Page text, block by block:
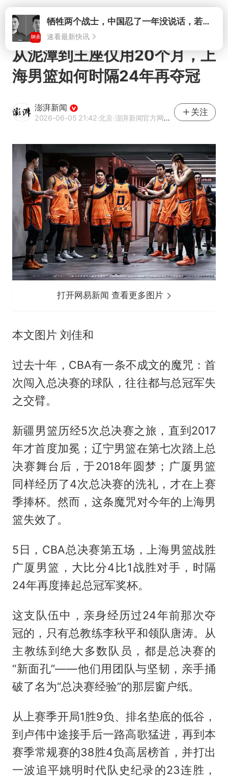
打开牺牲两个战士，中国忍了一年没说话，若菲律宾死了人，他会开战吗
速看最新快讯
从泥潭到王座仅用20个月，上
海男篮如何时隔24年再夺冠
澎湃新闻
2026-06-05 21:42·北京·澎湃新闻官方网易号
关注
打开网易新闻 查看更多图片
本文图片 刘佳和
过去十年，CBA有一条不成文的魔咒：首
次闯入总决赛的球队，往往都与总冠军失
之交臂。
新疆男篮历经5次总决赛之旅，直到2017
年才首度加冕；辽宁男篮在第七次踏上总
决赛舞台后，于2018年圆梦；广厦男篮
同样经历了4次总决赛的洗礼，才在上赛
季捧杯。然而，这条魔咒对今年的上海男
篮失效了。
5日，CBA总决赛第五场，上海男篮战胜
广厦男篮，大比分4比1战胜对手，时隔
24年再度捧起总冠军奖杯。
这支队伍中，亲身经历过24年前那次夺
冠的，只有总教练李秋平和领队唐涛。从
主教练到绝大多数队员，都是总决赛的
“新面孔”——他们用团队与坚韧，亲手捅
破了名为“总决赛经验”的那层窗户纸。
从上赛季开局1胜9负、排名垫底的低谷，
到卢伟中途接手后一路高歌猛进，再到本
赛季常规赛的38胜4负高居榜首，并打出
一波追平姚明时代队史纪录的23连胜，